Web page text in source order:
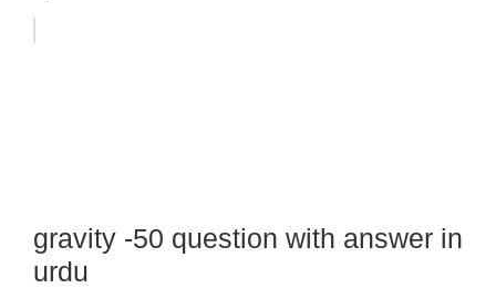
gravity -50 question with answer in
urdu